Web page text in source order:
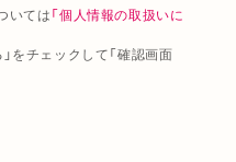
いては「個人情報の取扱いに
をチェックして「確認画面